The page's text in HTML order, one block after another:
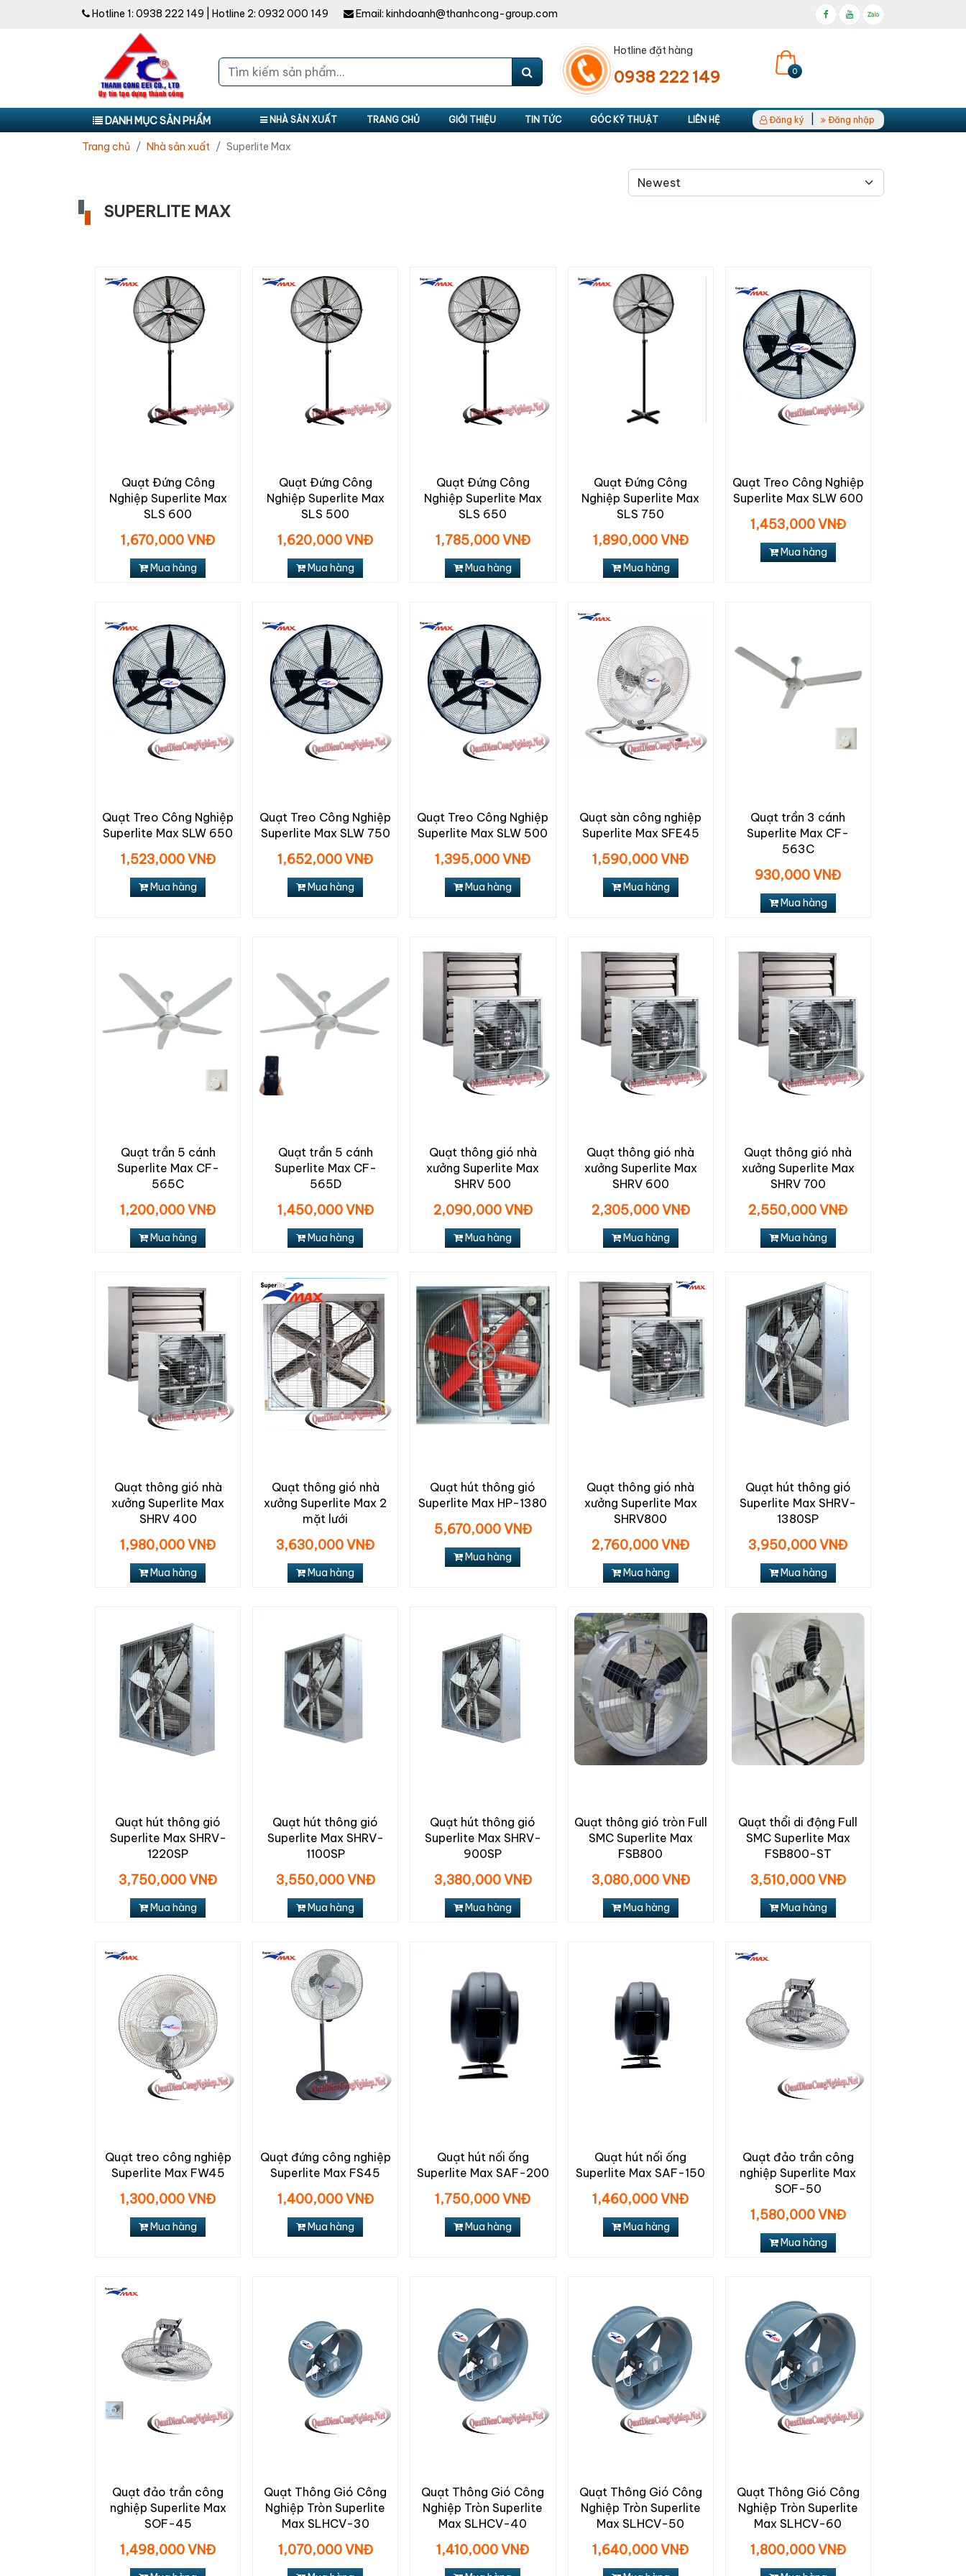
Hotline 1: 0938 222 149 | Hotline 2: 0932 000 149 Email: kinhdoanh@thanhcong-group.com
Hotline đặt hàng
0938 222 149 0
DANH MỤC SẢN PHẨM NHÀ SẢN XUẤT TRANG CHỦ GIỚI THIỆU TIN TỨC GÓC KỸ THUẬT LIÊN HỆ Đăng ký Đăng nhập
Trang chủ Nhà sản xuất Superlite Max
SUPERLITE MAX
Quạt Đứng Công
Nghiệp Superlite Max
SLS 600
1,670,000 VNĐ
Mua hàng
Quạt Đứng Công
Nghiệp Superlite Max
SLS 500
1,620,000 VNĐ
Mua hàng
Quạt Đứng Công
Nghiệp Superlite Max
SLS 650
1,785,000 VNĐ
Mua hàng
Quạt Đứng Công
Nghiệp Superlite Max
SLS 750
1,890,000 VNĐ
Mua hàng
Quạt Treo Công Nghiệp
Superlite Max SLW 600
1,453,000 VNĐ
Mua hàng
Quạt Treo Công Nghiệp
Superlite Max SLW 650
1,523,000 VNĐ
Mua hàng
Quạt Treo Công Nghiệp
Superlite Max SLW 750
1,652,000 VNĐ
Mua hàng
Quạt Treo Công Nghiệp
Superlite Max SLW 500
1,395,000 VNĐ
Mua hàng
Quạt sàn công nghiệp
Superlite Max SFE45
1,590,000 VNĐ
Mua hàng
Quạt trần 3 cánh
Superlite Max CF-
563C
930,000 VNĐ
Mua hàng
Quạt trần 5 cánh
Superlite Max CF-
565C
1,200,000 VNĐ
Mua hàng
Quạt trần 5 cánh
Superlite Max CF-
565D
1,450,000 VNĐ
Mua hàng
Quạt thông gió nhà
xưởng Superlite Max
SHRV 500
2,090,000 VNĐ
Mua hàng
Quạt thông gió nhà
xưởng Superlite Max
SHRV 600
2,305,000 VNĐ
Mua hàng
Quạt thông gió nhà
xưởng Superlite Max
SHRV 700
2,550,000 VNĐ
Mua hàng
Quạt thông gió nhà
xưởng Superlite Max
SHRV 400
1,980,000 VNĐ
Mua hàng
Quạt thông gió nhà
xưởng Superlite Max 2
mặt lưới
3,630,000 VNĐ
Mua hàng
Quạt hút thông gió
Superlite Max HP-1380
5,670,000 VNĐ
Mua hàng
Quạt thông gió nhà
xưởng Superlite Max
SHRV800
2,760,000 VNĐ
Mua hàng
Quạt hút thông gió
Superlite Max SHRV-
1380SP
3,950,000 VNĐ
Mua hàng
Quạt hút thông gió
Superlite Max SHRV-
1220SP
3,750,000 VNĐ
Mua hàng
Quạt hút thông gió
Superlite Max SHRV-
1100SP
3,550,000 VNĐ
Mua hàng
Quạt hút thông gió
Superlite Max SHRV-
900SP
3,380,000 VNĐ
Mua hàng
Quạt thông gió tròn Full
SMC Superlite Max
FSB800
3,080,000 VNĐ
Mua hàng
Quạt thổi di động Full
SMC Superlite Max
FSB800-ST
3,510,000 VNĐ
Mua hàng
Quạt treo công nghiệp
Superlite Max FW45
1,300,000 VNĐ
Mua hàng
Quạt đứng công nghiệp
Superlite Max FS45
1,400,000 VNĐ
Mua hàng
Quạt hút nối ống
Superlite Max SAF-200
1,750,000 VNĐ
Mua hàng
Quạt hút nối ống
Superlite Max SAF-150
1,460,000 VNĐ
Mua hàng
Quạt đảo trần công
nghiệp Superlite Max
SOF-50
1,580,000 VNĐ
Mua hàng
Quạt đảo trần công
nghiệp Superlite Max
SOF-45
1,498,000 VNĐ
Quạt Thông Gió Công
Nghiệp Tròn Superlite
Max SLHCV-30
1,070,000 VNĐ
Quạt Thông Gió Công
Nghiệp Tròn Superlite
Max SLHCV-40
1,410,000 VNĐ
Quạt Thông Gió Công
Nghiệp Tròn Superlite
Max SLHCV-50
1,640,000 VNĐ
Quạt Thông Gió Công
Nghiệp Tròn Superlite
Max SLHCV-60
1,800,000 VNĐ